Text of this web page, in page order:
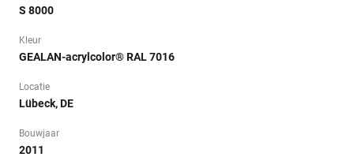
S 8000
Kleur
GEALAN-acrylcolor® RAL 7016
Locatie
Lübeck, DE
Bouwjaar
2011